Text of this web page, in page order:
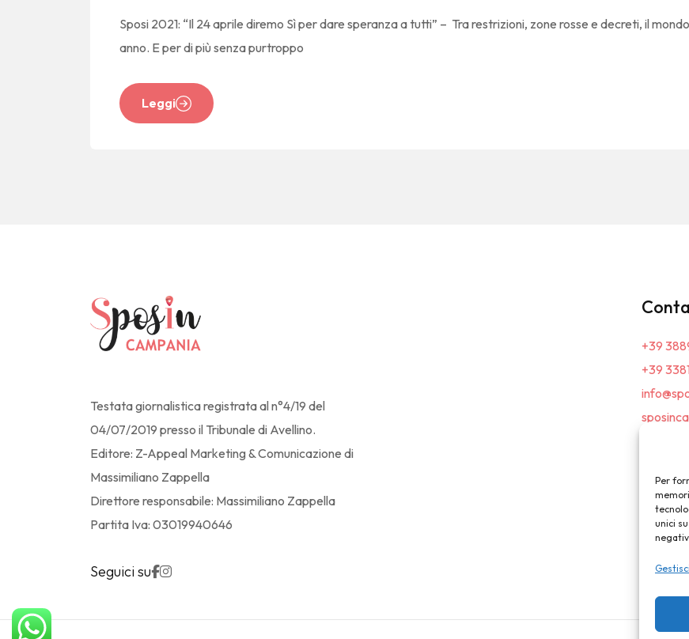
Per
unici
Sposi 2021: “Il 24 aprile diremo Sì per dare speranza a tutti” – Tra restrizioni, zone rosse e decreti, il
anno. E per di più senza purtroppo
Leggi
Testata giornalistica registrata al n°4/19 del
04/07/2019 presso il Tribunale di Avellino.
Editore: Z-Appeal Marketing & Comunicazione di
Massimiliano Zappella
Direttore responsabile: Massimiliano Zappella
Partita Iva: 03019940646
Seguici su
+39
+39